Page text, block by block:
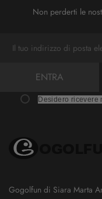
Non perderti le
ENTRA
Desidero ricevere
Gogolfun di Siara Marta